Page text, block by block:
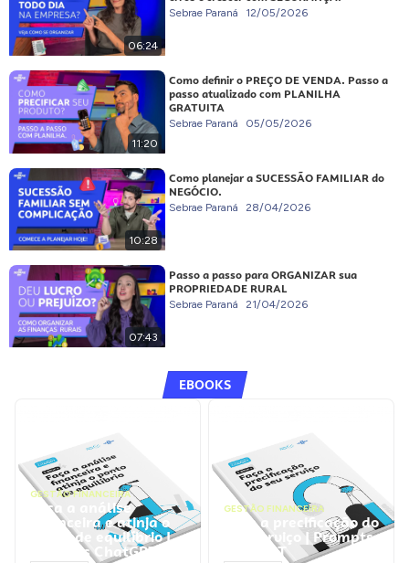
06:24
Sebrae Paraná 12/05/2026
11:20
Como definir o PREÇO DE VENDA. Passo a
passo atualizado com PLANILHA
GRATUITA
Sebrae Paraná 05/05/2026
10:28
Como planejar a SUCESSÃO FAMILIAR do
NEGÓCIO.
Sebrae Paraná 28/04/2026
07:43
Passo a passo para ORGANIZAR sua
PROPRIEDADE RURAL
Sebrae Paraná 21/04/2026
EBOOKS
GESTÃO FINANCEIRA
Faça a análise
financeira e atinja o
ponto de equilíbrio |
Prompts ChatGPT
GESTÃO FINANCEIRA
Faça a precificação do
seu serviço | Prompts
ChatGPT